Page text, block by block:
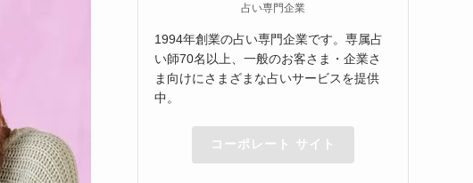
占い専門企業
1994年創業の占い専門企業です。専属占
い師70名以上、一般のお客さま・企業さ
ま向けにさまざまな占いサービスを提供
中。
コーポレート サイト